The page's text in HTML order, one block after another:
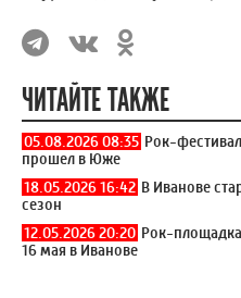
ЧИТАЙТЕ ТАКЖЕ
05.08.2026 08:35 Рок-
прошел в Юже
18.05.2026 16:42 В Иванове
сезон
12.05.2026 20:20 Рок-
16 мая в Иванове